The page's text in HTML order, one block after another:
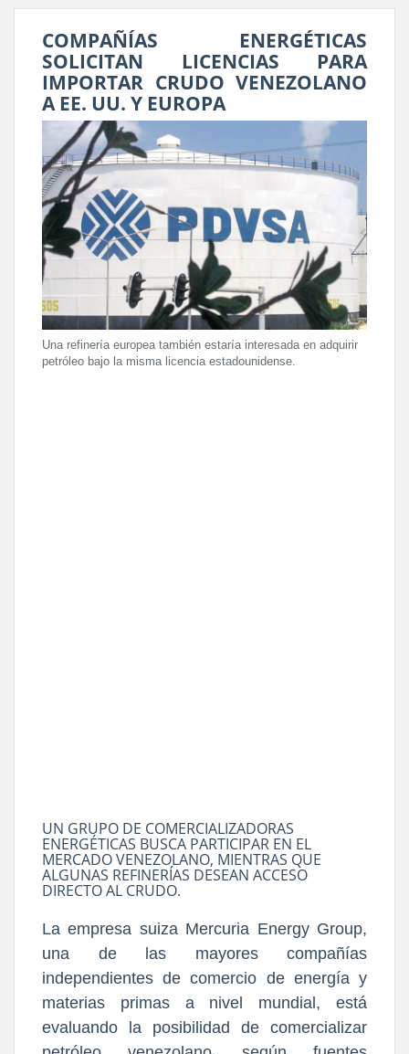
COMPAÑÍAS ENERGÉTICAS
SOLICITAN LICENCIAS PARA
IMPORTAR CRUDO VENEZOLANO
A EE. UU. Y EUROPA
Una refinería europea también estaría interesada en adquirir
petróleo bajo la misma licencia estadounidense.
UN GRUPO DE COMERCIALIZADORAS
ENERGÉTICAS BUSCA PARTICIPAR EN EL
MERCADO VENEZOLANO, MIENTRAS QUE
ALGUNAS REFINERÍAS DESEAN ACCESO
DIRECTO AL CRUDO.
La empresa suiza Mercuria Energy Group,
una de las mayores compañías
independientes de comercio de energía y
materias primas a nivel mundial, está
evaluando la posibilidad de comercializar